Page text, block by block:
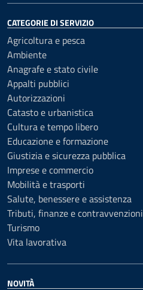
CATEGORIE DI SERVIZIO
Agricoltura e pesca
Ambiente
Anagrafe e stato civile
Appalti pubblici
Autorizzazioni
Catasto e urbanistica
Cultura e tempo libero
Educazione e formazione
Giustizia e sicurezza pubblica
Imprese e commercio
Mobilità e trasporti
Salute, benessere e assistenza
Tributi, finanze e contravvenzioni
Turismo
Vita lavorativa
NOVITÀ